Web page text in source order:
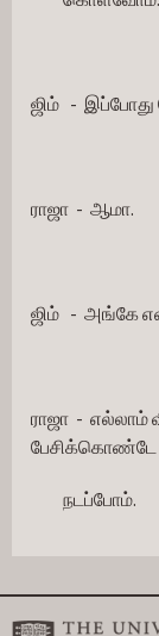
ஜிம்   -
ராஜா  -  ஆமா.
ஜிம்   -
ராஜா  -
பேசிக்கொண்டே
நடப்போம்.